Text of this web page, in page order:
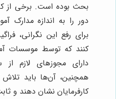
بحث بوده است. برخی از
دور را به اندازه مدارک
برای رفع این نگرانی،
کنند که توسط موسسات
دارای مجوزهای لازم
همچنین، آن‌ها باید
کارفرمایان نشان دهند و